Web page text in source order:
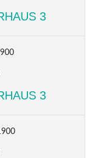
3
3